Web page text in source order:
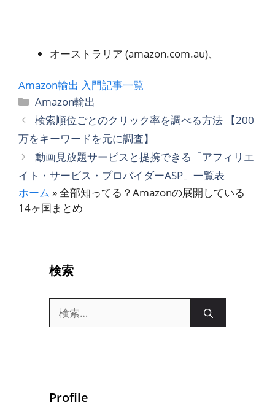
オーストラリア (amazon.com.au)、
Amazon輸出 入門記事一覧
カ
テ
リ
ー
Amazon輸出
検索順位ごとのクリック率を調べる方法 【200
万をキーワードを元に調査】
動画見放題サービスと提携できる「アフィリエ
イト・サービス・プロバイダーASP」一覧表
ホーム »全部知ってる？Amazonの展開している
14ヶ国まとめ
検索
索:
Profile